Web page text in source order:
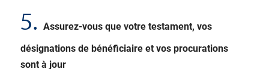
5. Assurez-vous que votre testament, vos
désignations de bénéficiaire et vos procurations
sont à jour